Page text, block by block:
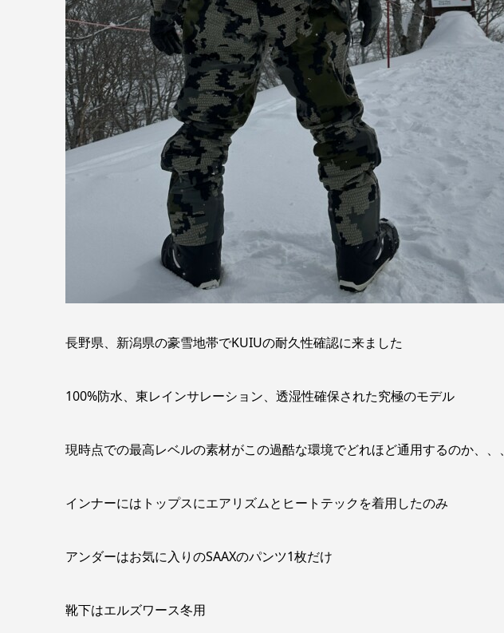
長野県、新潟県の豪雪地帯でKUIUの耐久性確認に来ました
100%防水、東レインサレーション、透湿性確保された究極のモデル
現時点での最高レベルの素材がこの過酷な環境でどれほど通用するのか、、、
インナーにはトップスにエアリズムとヒートテックを着用したのみ
アンダーはお気に入りのSAAXのパンツ1枚だけ
靴下はエルズワース冬用